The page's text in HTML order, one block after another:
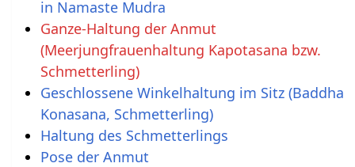
in Namaste Mudra
Ganze-Haltung der Anmut
(Meerjungfrauenhaltung Kapotasana bzw.
Schmetterling)
Geschlossene Winkelhaltung im Sitz (Baddha
Konasana, Schmetterling)
Haltung des Schmetterlings
Pose der Anmut